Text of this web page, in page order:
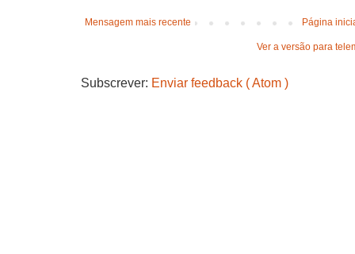
Mensagem mais recente Página
Ver a versão para
Subscrever: Enviar feedback ( Atom )